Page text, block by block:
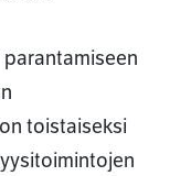
toistaiseksi